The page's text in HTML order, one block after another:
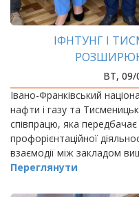
ІФНТУНГ І
ВТ, 09/
Івано-Франківський
нафти і газу та
співпрацю, яка
профорієнтаційної
взаємодії між закладом
Переглянути